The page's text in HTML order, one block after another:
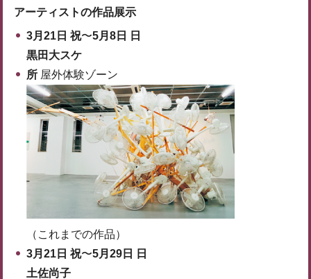
アーティストの作品展示
3月21日 祝〜5月8日 日
黒田大スケ
所 屋外体験ゾーン
（これまでの作品）
3月21日 祝〜5月29日 日
土佐尚子